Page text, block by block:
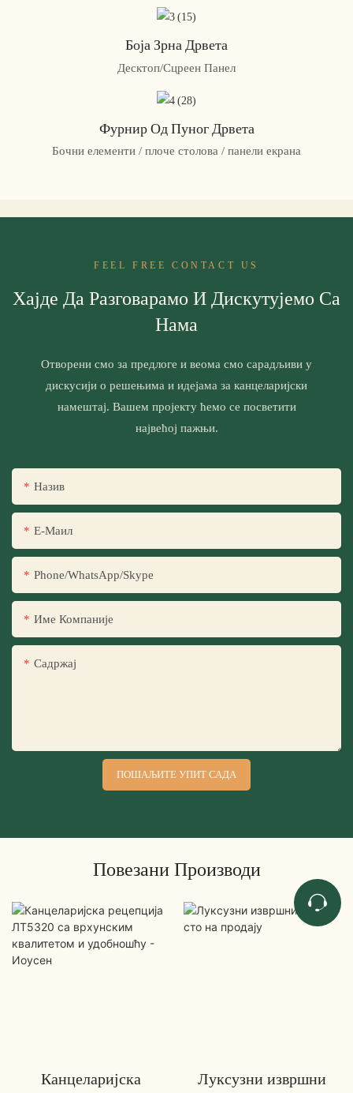
Боја Зрна Дрвета
Десктоп/Сцреен Панел
Фурнир Од Пуног Дрвета
Бочни елементи / плоче столова / панели екрана
FEEL FREE CONTACT US
Хајде Да Разговарамо И Дискутујемо Са
Нама
Отворени смо за предлоге и веома смо сарадљиви у
дискусији о решењима и идејама за канцеларијски
намештај. Вашем пројекту ћемо се посветити
највећој пажњи.
Назив
Е-Маил
Phone/WhatsApp/Skype
Име Компаније
Садржај
ПОШАЉИТЕ УПИТ САДА
Повезани Производи
Канцеларијска Луксузни извршни